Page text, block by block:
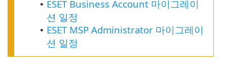
• ESET Business Account 마이그레이
션 일정
• ESET MSP Administrator 마이그레이
션 일정